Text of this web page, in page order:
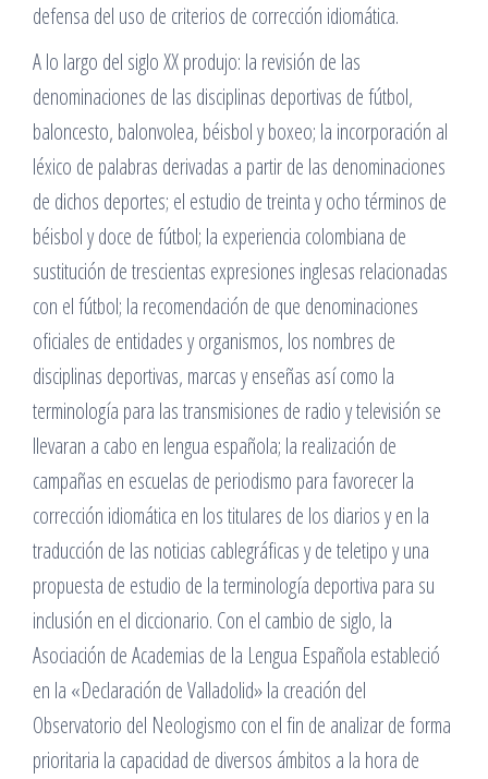
defensa del uso de criterios de corrección idiomática.
A lo largo del siglo XX produjo: la revisión de las
denominaciones de las disciplinas deportivas de fútbol,
baloncesto, balonvolea, béisbol y boxeo; la incorporación al
léxico de palabras derivadas a partir de las denominaciones
de dichos deportes; el estudio de treinta y ocho términos de
béisbol y doce de fútbol; la experiencia colombiana de
sustitución de trescientas expresiones inglesas relacionadas
con el fútbol; la recomendación de que denominaciones
oficiales de entidades y organismos, los nombres de
disciplinas deportivas, marcas y enseñas así como la
terminología para las transmisiones de radio y televisión se
llevaran a cabo en lengua española; la realización de
campañas en escuelas de periodismo para favorecer la
corrección idiomática en los titulares de los diarios y en la
traducción de las noticias cablegráficas y de teletipo y una
propuesta de estudio de la terminología deportiva para su
inclusión en el diccionario. Con el cambio de siglo, la
Asociación de Academias de la Lengua Española estableció
en la «Declaración de Valladolid» la creación del
Observatorio del Neologismo con el fin de analizar de forma
prioritaria la capacidad de diversos ámbitos a la hora de